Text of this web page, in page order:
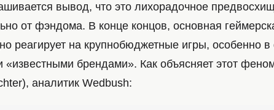
вывод, что это лихорадочное
от фэндома. В конце концов, основная
реагирует на крупнобюджетные игры, особенно в
«известными брендами». Как объясняет этот
аналитик Wedbush: